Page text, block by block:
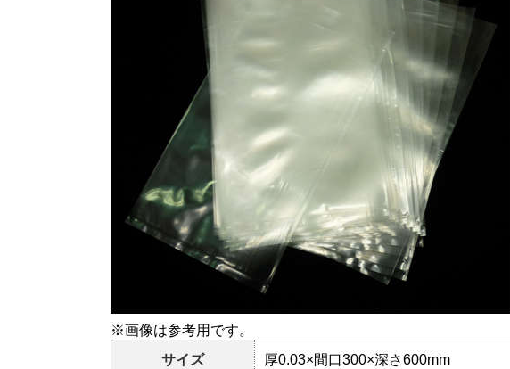
※画像は参考用です。
サイズ
厚0.03×間口300×深さ600mm